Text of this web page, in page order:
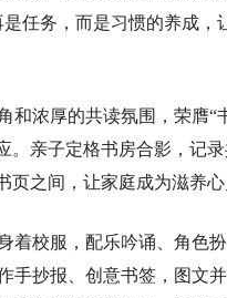
任务，而是习惯的养成，
浓厚的共读氛围，荣膺“
。亲子定格书房合影，记
页之间，让家庭成为滋养
校服，配乐吟诵、角色扮
手抄报、创意书签，图文